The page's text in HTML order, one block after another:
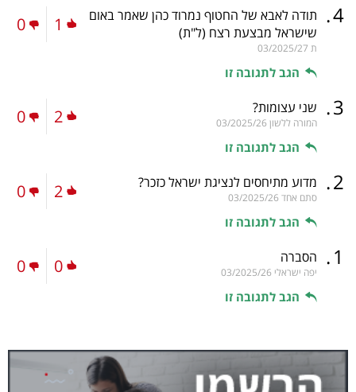
4
. תודה לאבא של החטוף נמרוד כהן שאמר באום
שישראל מבצעת רצח (ל"ת)
ת 03/2025/27
הגב לתגובה זו
1
0
3
. שני עצומות?
המורה ללשון 03/2025/26
הגב לתגובה זו
2
0
2
. מדוע מתיחסים לנציגת ישראל כזכר?
סתם אחד 03/2025/26
הגב לתגובה זו
2
0
1
. הסברה
יפה ישראלי 03/2025/26
הגב לתגובה זו
0
0